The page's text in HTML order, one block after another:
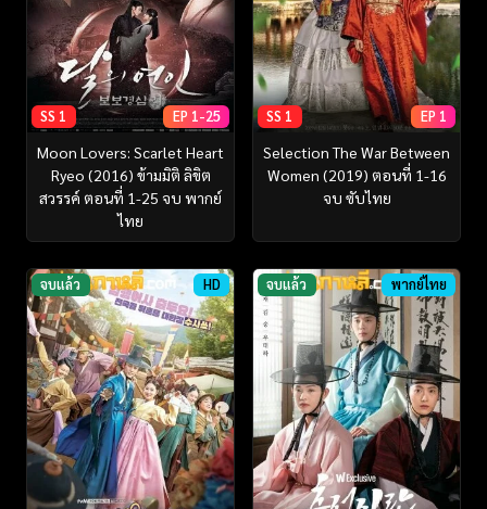
SS 1 EP 1-25
Moon Lovers: Scarlet Heart
Ryeo (2016) ข้ามมิติ ลิขิต
สวรรค์ ตอนที่ 1-25 จบ พากย์
ไทย
SS 1 EP 1
Selection The War Between
Women (2019) ตอนที่ 1-16
จบ ซับไทย
จบแล้ว HD จบแล้ว พากย์ไทย